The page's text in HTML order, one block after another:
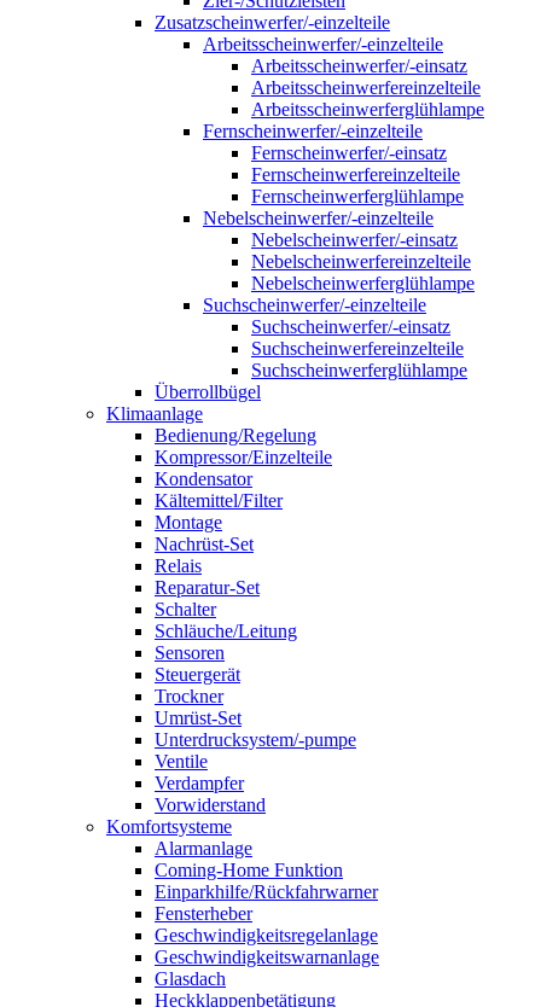
Zusatzscheinwerfer/-einzelteile
Arbeitsscheinwerfer/-einzelteile
Arbeitsscheinwerfer/-einsatz
Arbeitsscheinwerfereinzelteile
Arbeitsscheinwerferglühlampe
Fernscheinwerfer/-einzelteile
Fernscheinwerfer/-einsatz
Fernscheinwerfereinzelteile
Fernscheinwerferglühlampe
Nebelscheinwerfer/-einzelteile
Nebelscheinwerfer/-einsatz
Nebelscheinwerfereinzelteile
Nebelscheinwerferglühlampe
Suchscheinwerfer/-einzelteile
Suchscheinwerfer/-einsatz
Suchscheinwerfereinzelteile
Suchscheinwerferglühlampe
Überrollbügel
Klimaanlage
Bedienung/Regelung
Kompressor/Einzelteile
Kondensator
Kältemittel/Filter
Montage
Nachrüst-Set
Relais
Reparatur-Set
Schalter
Schläuche/Leitung
Sensoren
Steuergerät
Trockner
Umrüst-Set
Unterdrucksystem/-pumpe
Ventile
Verdampfer
Vorwiderstand
Komfortsysteme
Alarmanlage
Coming-Home Funktion
Einparkhilfe/Rückfahrwarner
Fensterheber
Geschwindigkeitsregelanlage
Geschwindigkeitswarnanlage
Glasdach
Heckklappenbetätigung